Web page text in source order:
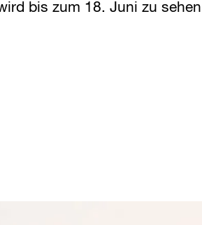
bis zum 18. Juni zu sehen